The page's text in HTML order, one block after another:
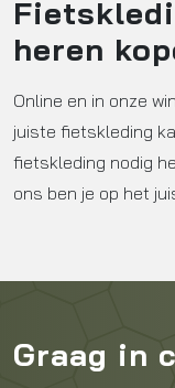
heren
Online en in onze
juiste fietskleding
fietskleding nodig
ons ben je op het
Graag in